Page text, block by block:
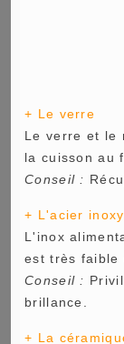
+ Le verre
Le verre et le
la cuisson au
Conseil :
+ L'acier
L'inox
est très faible
Conseil :
brillance.
+ La